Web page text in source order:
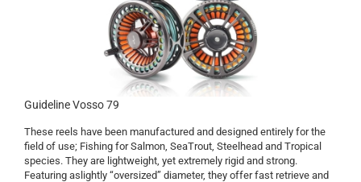
Guideline Vosso 79
These reels have been manufactured and designed entirely for the
field of use; Fishing for Salmon, SeaTrout, Steelhead and Tropical
species. They are lightweight, yet extremely rigid and strong.
Featuring aslightly “oversized” diameter, they offer fast retrieve and